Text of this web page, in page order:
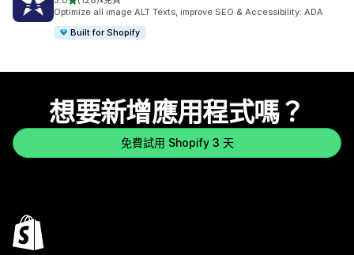
共有 126 則評價
Optimize all image ALT Texts, improve SEO & Accessibility: ADA
Built for Shopify
想要新增應用程式嗎？
免費試用 Shopify 3 天